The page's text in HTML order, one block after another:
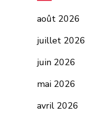
août 2026
juillet 2026
juin 2026
mai 2026
avril 2026